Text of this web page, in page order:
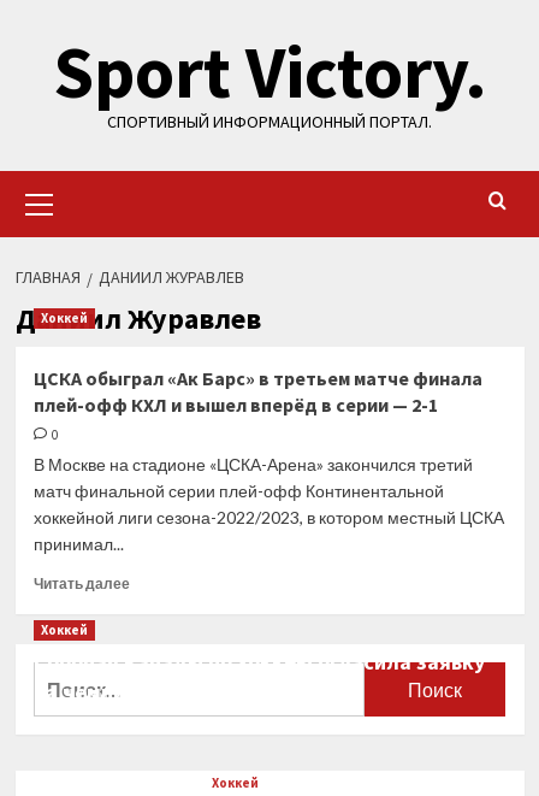
содержимому
Sport Victory.
СПОРТИВНЫЙ ИНФОРМАЦИОННЫЙ ПОРТАЛ.
меню
ГЛАВНАЯ ДАНИИЛ ЖУРАВЛЕВ
Даниил Журавлев
Хоккей
ЦСКА обыграл «Ак Барс» в третьем матче финала
плей-офф КХЛ и вышел вперёд в серии — 2-1
0
В Москве на стадионе «ЦСКА-Арена» закончился третий
матч финальной серии плей-офф Континентальной
хоккейной лиги сезона-2022/2023, в котором местный ЦСКА
принимал...
Читать далееПрочитать
Барс»
Хоккей
Сборная Канады по хоккею огласила заявку
на чемпионат мира
Хоккей